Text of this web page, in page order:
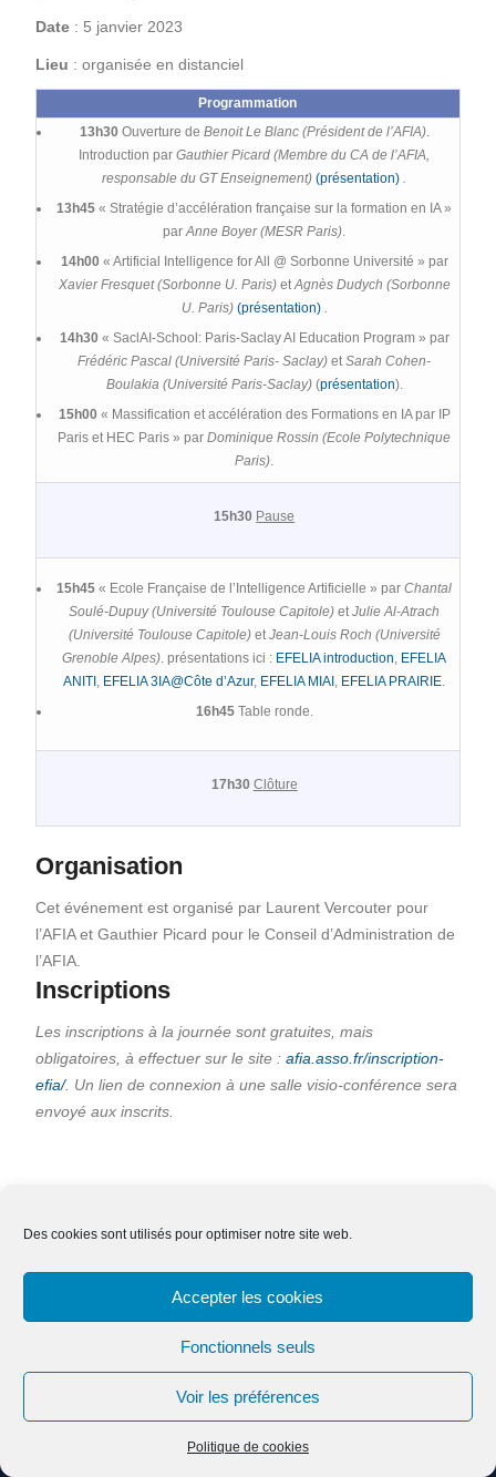
Des cookies sont utilisés pour optimiser notre site web.
Accepter les cookies
Fonctionnels seuls
Voir les préférences
Politique de cookies
Date: 5 janvier 2023
Lieu : organisée en distanciel
Programmation
13h30Ouverture de Benoit Le Blanc (Président de l’AFIA).
Introduction parGauthier Picard (Membre du CA de l’AFIA,
responsable du GT Enseignement)(présentation) .
13h45 « Stratégie d’accélération française sur la formation en IA »
parAnne Boyer (MESR Paris).
14h00« Artificial Intelligence for All @ Sorbonne Université » par
Xavier Fresquet (Sorbonne U. Paris)etAgnès Dudych (Sorbonne
U. Paris) (présentation) .
14h30« SaclAI-School: Paris-Saclay AI Education Program » par
Frédéric Pascal (Université Paris- Saclay) etSarah Cohen-
Boulakia (Université Paris-Saclay)(présentation).
15h00« Massification et accélération des Formations en IA par IP
Paris et HEC Paris » parDominique Rossin (Ecole Polytechnique
Paris).
15h30 Pause
15h45 « Ecole Française de l’Intelligence Artificielle » parChantal
Soulé-Dupuy (Université Toulouse Capitole) etJulie Al-Atrach
(Université Toulouse Capitole)etJean-Louis Roch (Université
Grenoble Alpes). présentations ici : EFELIA introduction, EFELIA
ANITI , EFELIA 3IA@Côte d’Azur, EFELIA MIAI , EFELIA PRAIRIE.
16h45Table ronde.
17h30 Clôture
Organisation
Cet événement est organisé par Laurent Vercouter pour
l’AFIA et Gauthier Picard pour le Conseil d’Administration de
l’AFIA.
Inscriptions
Les inscriptions à la journée sont gratuites, mais
obligatoires, à effectuer sur le site : afia.asso.fr/inscription-
efia/. Un lien de connexion à une salle visio-conférence sera
envoyé aux inscrits.
Nous contacter Adhésion Mentions légales
Effacer ses données
Copyright © Tous droits réservés.
Education Mind par
Axle Themes